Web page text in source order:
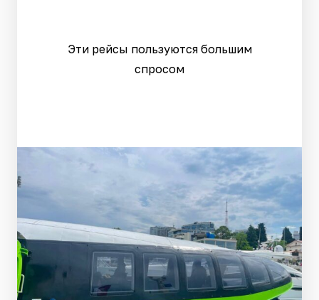
Эти рейсы пользуются большим
спросом